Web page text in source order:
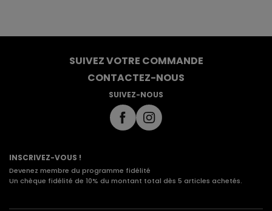
SUIVEZ VOTRE COMMANDE
CONTACTEZ-NOUS
SUIVEZ-NOUS
INSCRIVEZ-VOUS !
Devenez membre du programme fidélité
Un chèque fidélité de 10% du montant total dès 5 articles achetés.